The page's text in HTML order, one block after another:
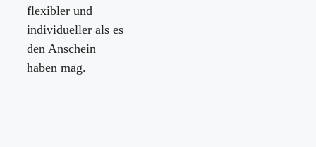
flexibler und
individueller als es
den Anschein
haben mag.